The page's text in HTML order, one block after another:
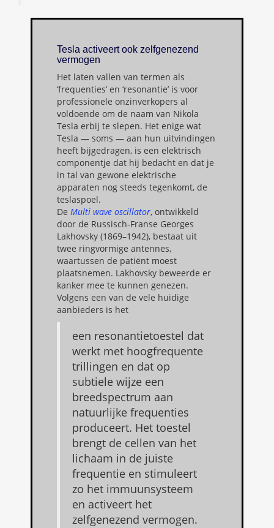
Tesla activeert ook zelfgenezend
vermogen
Het laten vallen van termen als
‘frequenties’ en ‘resonantie’ is voor
professionele onzinverkopers al
voldoende om de naam van Nikola
Tesla erbij te slepen. Het enige wat
Tesla — soms — aan hun uitvindingen
heeft bijgedragen, is een elektrisch
componentje dat hij bedacht en dat je
in tal van gewone elektrische
apparaten nog steeds tegenkomt, de
teslaspoel.
De Multi wave oscillator, ontwikkeld
door de Russisch-Franse Georges
Lakhovsky (1869–1942), bestaat uit
twee ringvormige antennes,
waartussen de patiënt moest
plaatsnemen. Lakhovsky beweerde er
kanker mee te kunnen genezen.
Volgens een van de vele huidige
aanbieders is het
een resonantietoestel dat
werkt met hoogfrequente
trillingen en dat op
subtiele wijze een
breedspectrum aan
natuurlijke frequenties
produceert. Het toestel
brengt de cellen van het
lichaam in de juiste
frequentie en stimuleert
zo het immuunsysteem
en activeert het
zelfgenezend vermogen.